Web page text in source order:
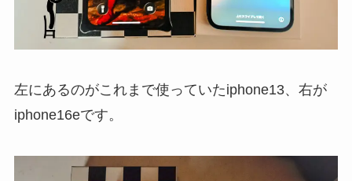
左にあるのがこれまで使っていたiphone13、右が
iphone16eです。